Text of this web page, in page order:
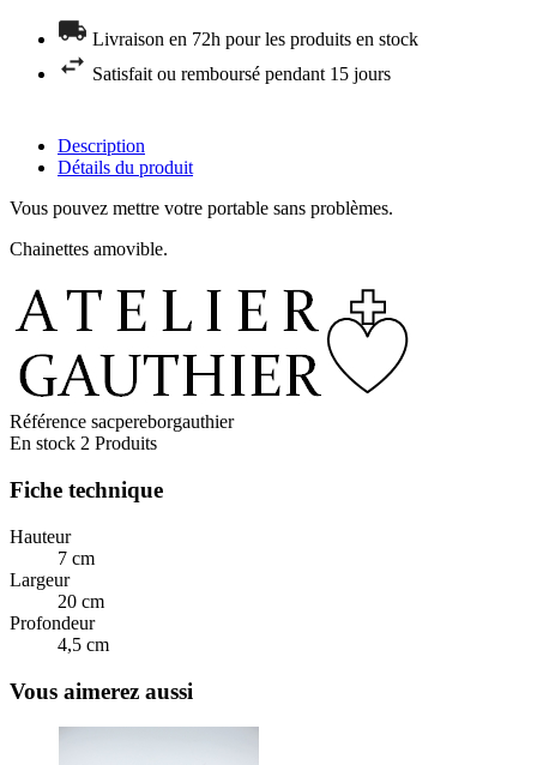
Livraison en 72h pour les produits en stock
Satisfait ou remboursé pendant 15 jours
Description
Détails du produit
Vous pouvez mettre votre portable sans problèmes.
Chainettes amovible.
Référence sacpereborgauthier
En stock 2 Produits
Fiche technique
Hauteur
7 cm
Largeur
20 cm
Profondeur
4,5 cm
Vous aimerez aussi